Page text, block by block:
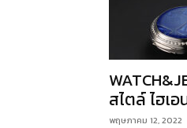
สไตล์ ไฮเ
พฤษภาคม 12, 2022